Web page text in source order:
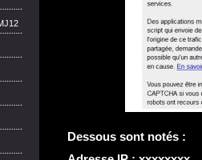
Dessous sont notés :